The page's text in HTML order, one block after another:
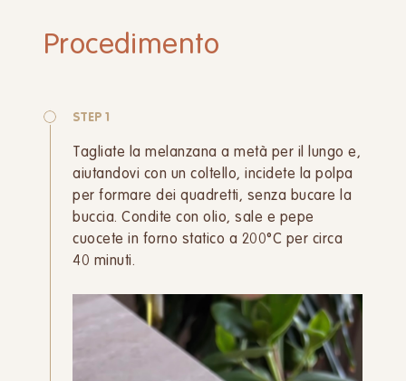
Procedimento
STEP 1
Tagliate la melanzana a metà per il lungo e,
aiutandovi con un coltello, incidete la polpa
per formare dei quadretti, senza bucare la
buccia. Condite con olio, sale e pepe
cuocete in forno statico a 200°C per circa
40 minuti.